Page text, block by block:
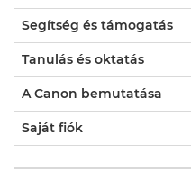
Segítség és támogatás
Tanulás és oktatás
A Canon bemutatása
Saját fiók